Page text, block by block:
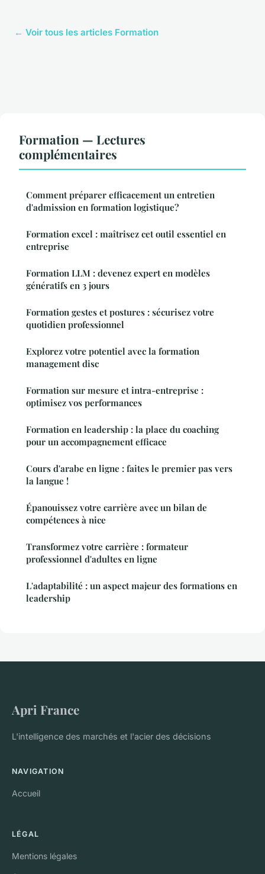
← Voir tous les articles Formation
Formation — Lectures
complémentaires
Comment préparer efficacement un entretien
d'admission en formation logistique?
Formation excel : maîtrisez cet outil essentiel en
entreprise
Formation LLM : devenez expert en modèles
génératifs en 3 jours
Formation gestes et postures : sécurisez votre
quotidien professionnel
Explorez votre potentiel avec la formation
management disc
Formation sur mesure et intra-entreprise :
optimisez vos performances
Formation en leadership : la place du coaching
pour un accompagnement efficace
Cours d'arabe en ligne : faites le premier pas vers
la langue !
Épanouissez votre carrière avec un bilan de
compétences à nice
Transformez votre carrière : formateur
professionnel d'adultes en ligne
L'adaptabilité : un aspect majeur des formations en
leadership
Apri France
L'intelligence des marchés et l'acier des décisions
NAVIGATION
Accueil
LÉGAL
Mentions légales